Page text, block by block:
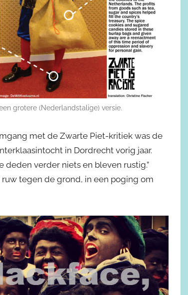
grotere (Nederlandstalige) versie.
met de Zwarte Piet-kritiek was de
in Dordrecht vorig jaar.
deden verder niets en bleven rustig.”
tegen de grond, in een poging om